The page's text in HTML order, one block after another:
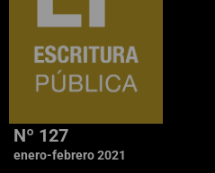
Nº 127
enero-febrero 2021